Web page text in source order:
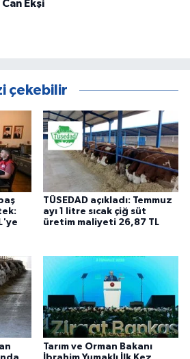
Ekşi
çekebilir
TÜSEDAD açıkladı: Temmuz
ayı 1 litre sıcak çiğ süt
üretim maliyeti 26,87 TL
Tarım ve Orman Bakanı